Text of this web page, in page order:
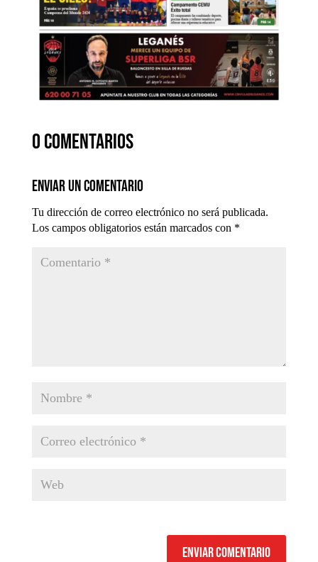
0 comentarios
Enviar un comentario
Tu dirección de correo electrónico no será publicada.
Los campos obligatorios están marcados con *
Enviar comentario